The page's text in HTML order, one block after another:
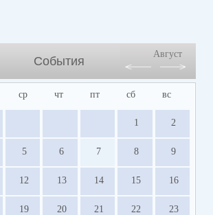
События
Август
ср чт пт сб вс
1 2
5 6 7 8 9
12 13 14 15 16
19 20 21 22 23